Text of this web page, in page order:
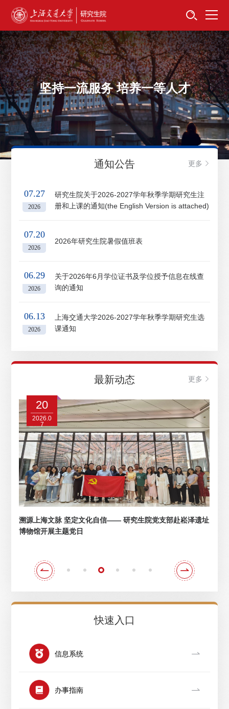
首页
资讯公告
招生工作
培养服务
学位学科
卓越工程师
信息公开
关于我们
信息系统
下载中心 联系我们 EN
坚持一流服务 培养一等人才
通知公告 更多
07.27
2026
研究生院关于2026-2027学年秋季学期研究生注
册和上课的通知(the English Version is attached)
07.20
2026
2026年研究生院暑假值班表
06.29
2026
关于2026年6月学位证书及学位授予信息在线查
询的通知
06.13
2026
上海交通大学2026-2027学年秋季学期研究生选
课通知
最新动态 更多
溯源上海文脉 坚定文化自信—— 研究生院党支部赴崧泽遗址
博物馆开展主题党日
20
2026.0
7
快速入口
信息系统
办事指南